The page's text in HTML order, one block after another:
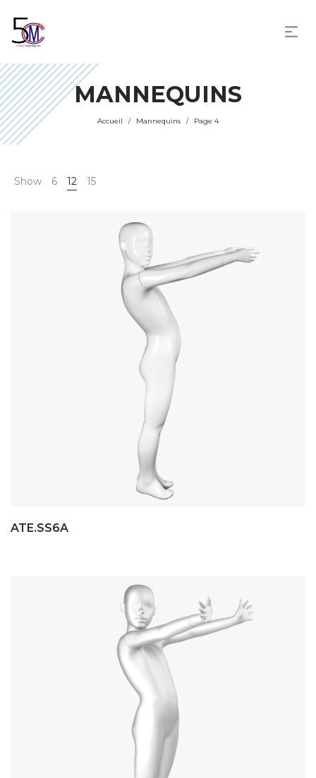
MANNEQUINS
Accueil / Mannequins / Page 4
Show 6 12 15
ATE.SS6A